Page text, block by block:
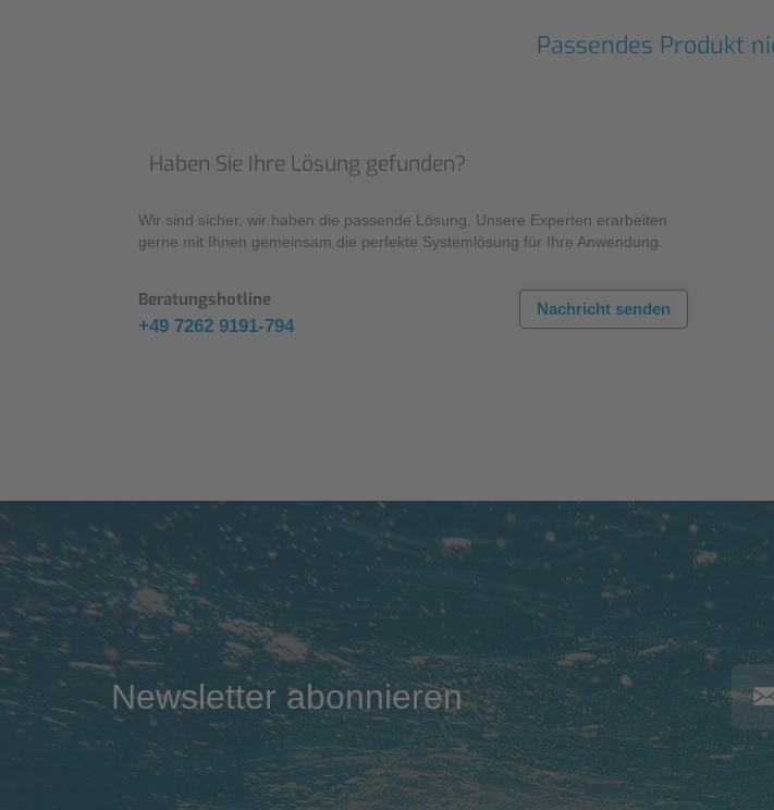
Passendes Produkt
Haben Sie Ihre Lösung gefunden?
Wir sind sicher, wir haben die passende Lösung. Unsere Experten erarbeiten
gerne mit Ihnen gemeinsam die perfekte Systemlösung für Ihre Anwendung.
Beratungshotline
+49 7262 9191-794
Nachricht senden
Newsletter abonnieren